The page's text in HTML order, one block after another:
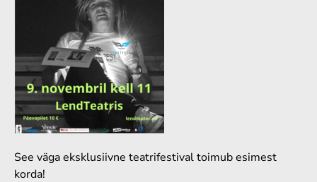
See väga eksklusiivne teatrifestival toimub esimest
korda!